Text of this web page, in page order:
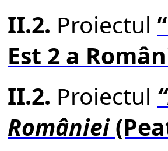
II.2. Proiectul
Est 2 a
II.2. Proiectul “
României